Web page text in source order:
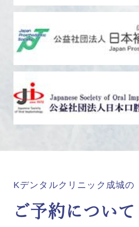
Kデンタルクリニック成城の
ご予約について